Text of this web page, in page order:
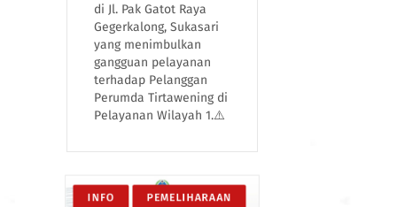
di Jl. Pak Gatot Raya
Gegerkalong, Sukasari
yang menimbulkan
gangguan pelayanan
terhadap Pelanggan
Perumda Tirtawening di
Pelayanan Wilayah 1.⚠️
INFO PEMELIHARAAN